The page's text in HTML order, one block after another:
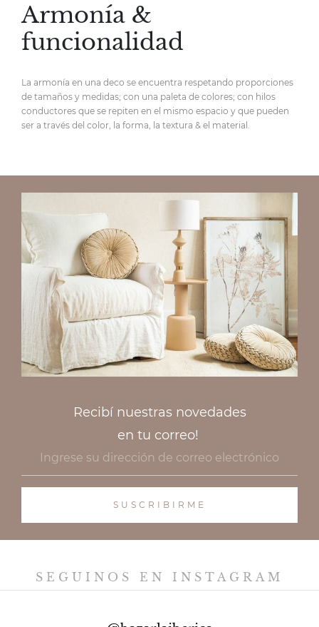
Armonía &
funcionalidad
La armonía en una deco se encuentra respetando proporciones
de tamaños y medidas; con una paleta de colores; con hilos
conductores que se repiten en el mismo espacio y que pueden
ser a través del color, la forma, la textura & el material.
Recibí nuestras novedades
en tu correo!
SEGUINOS EN INSTAGRAM